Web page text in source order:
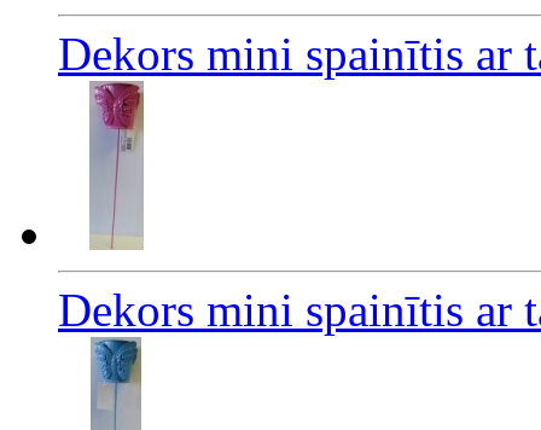
Dekors mini spainītis ar
Dekors mini spainītis ar